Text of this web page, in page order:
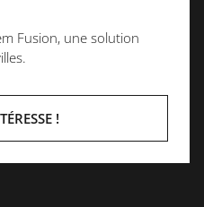
Fusion, une solution
!